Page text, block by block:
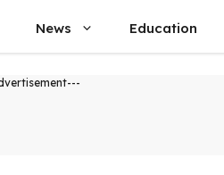
News Education